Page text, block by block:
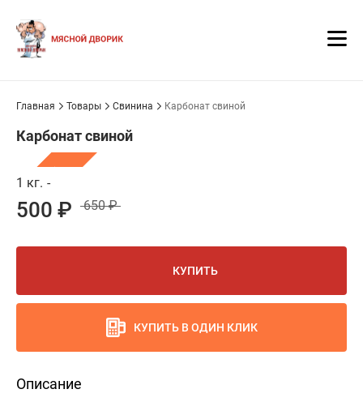
Главная Товары Свинина Карбонат свиной
Карбонат свиной
АКЦИЯ
1 кг. -
500 ₽ 650 ₽
КУПИТЬ
КУПИТЬ В ОДИН КЛИК
Описание